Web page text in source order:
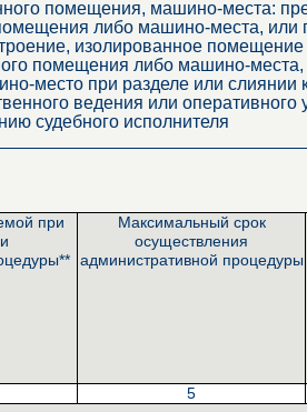
помещения, машино-места:
либо машино-места,
изолированное
помещения либо машино-
место при разделе или слиянии
ведения или оперативного
судебного исполнителя
при
Максимальный срок
осуществления
административной процедуры
5